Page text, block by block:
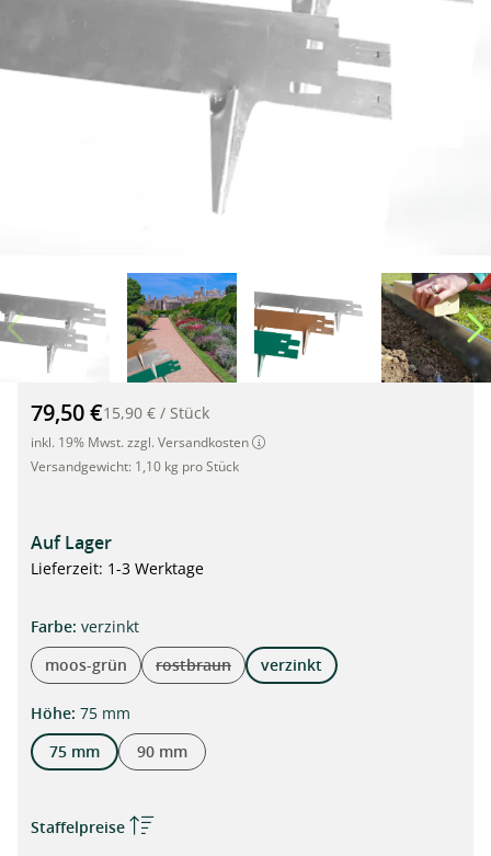
Hochwertige Metall Rasenkante, Beeteinfassung, 1m x 75mm
79,50 €15,90 € / Stück
inkl. 19% Mwst. zzgl. Versandkosten
Versandgewicht: 1,10 kg pro Stück
Auf Lager
Lieferzeit: 1-3 Werktage
Farbeauswählen
: verzinkt
moos-grün
rostbraun
(Diese Option ist zurzeit nicht verfügbar.)
verzinkt
Höheauswählen
: 75 mm
75 mm
90 mm
Staffelpreise